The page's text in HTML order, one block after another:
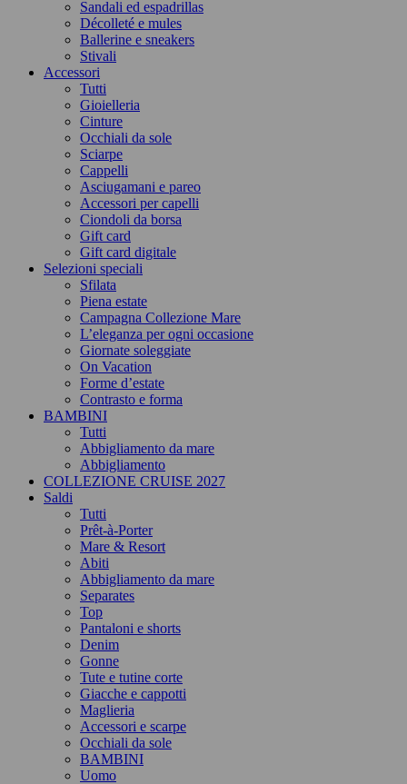
Sandali ed espadrillas
Décolleté e mules
Ballerine e sneakers
Stivali
Accessori
Tutti
Gioielleria
Cinture
Occhiali da sole
Sciarpe
Cappelli
Asciugamani e pareo
Accessori per capelli
Ciondoli da borsa
Gift card
Gift card digitale
Selezioni speciali
Sfilata
Piena estate
Campagna Collezione Mare
L’eleganza per ogni occasione
Giornate soleggiate
On Vacation
Forme d’estate
Contrasto e forma
BAMBINI
Tutti
Abbigliamento da mare
Abbigliamento
COLLEZIONE CRUISE 2027
Saldi
Tutti
Prêt-à-Porter
Mare & Resort
Abiti
Abbigliamento da mare
Separates
Top
Pantaloni e shorts
Denim
Gonne
Tute e tutine corte
Giacche e cappotti
Maglieria
Accessori e scarpe
Occhiali da sole
BAMBINI
Uomo